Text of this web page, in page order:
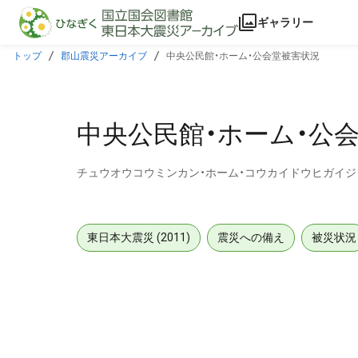
本文に飛ぶ
ギャラリー
トップ 郡山震災アーカイブ 中央公民館・ホーム・公会堂被害状況
中央公民館・ホーム・公
チュウオウコウミンカン・ホーム・コウカイドウヒガイ
東日本大震災 (2011) 震災への備え 被災状況